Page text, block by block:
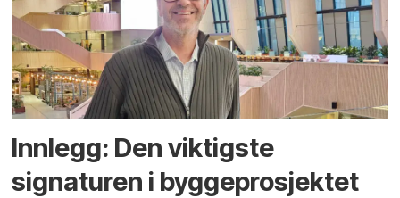
Innlegg: Den viktigste
signaturen i bygge­­prosjektet